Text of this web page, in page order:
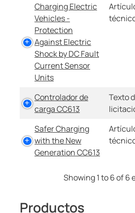
Charging Electric
Vehicles -
Protection
Against Electric
Shock by DC Fault
Current Sensor
Units
Controlador de
carga CC613
Texto
Safer Charging
with the New
Generation CC613
Showing 1 to 6 of 6
Productos